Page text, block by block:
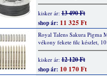
kisker ár: 13 490 Ft
shop ár: 11 325 Ft
Royal Talens Sakura Pigma
vékony fekete filc készlet,
kisker ár: 12 120 Ft
shop ár: 10 170 Ft